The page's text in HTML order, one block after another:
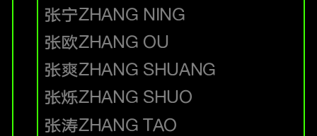
张宁ZHANG NING
张欧ZHANG OU
张爽ZHANG SHUANG
张烁ZHANG SHUO
张涛ZHANG TAO